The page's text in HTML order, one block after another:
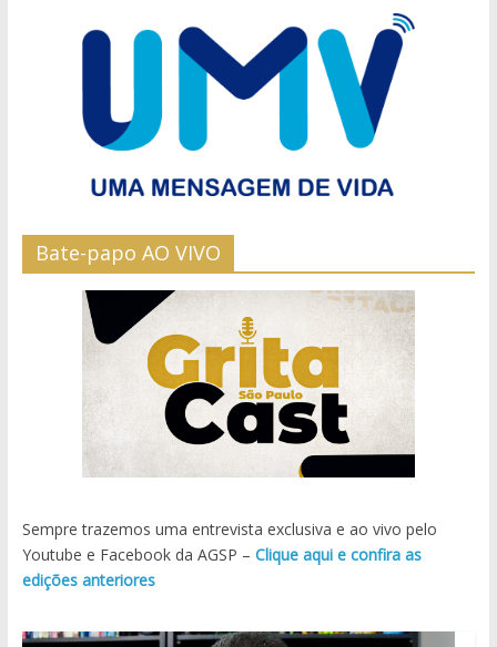
Bate-papo AO VIVO
Sempre trazemos uma entrevista exclusiva e ao vivo pelo
Youtube e Facebook da AGSP – Clique aqui e confira as
edições anteriores